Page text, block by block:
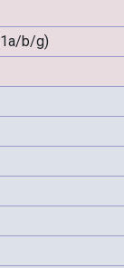
b/g)